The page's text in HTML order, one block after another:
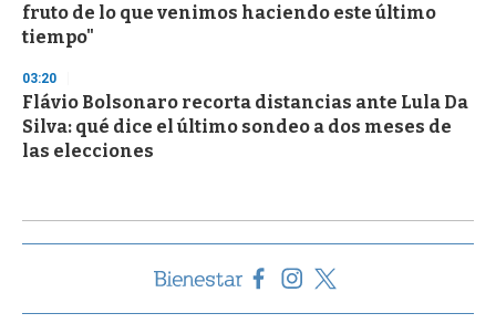
fruto de lo que venimos haciendo este último
tiempo"
03:20
Flávio Bolsonaro recorta distancias ante Lula Da
Silva: qué dice el último sondeo a dos meses de
las elecciones